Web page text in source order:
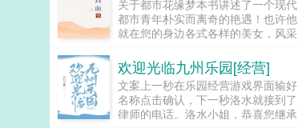
关于都市花缘梦本书讲述了一个现代
都市青年朴实而离奇的艳遇！也许他
就在您的身边各式各样的美女，风采
您发生激烈的碰撞！当您看此书时，
您会发现您就是这本书中的主人公！
该书最大的特点就是情感真实细腻贴
近人心，能够激发起您内心深处的强
烈共鸣！！！...
欢迎光临九州乐园[经营]
文案上一秒在乐园经营游戏界面输好
名称点击确认，下一秒洛水就接到了
律师的电话。洛水小姐，恭喜您继承